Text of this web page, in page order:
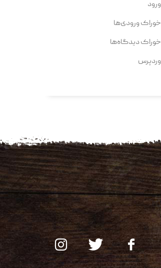
ورود
خوراک ورودی‌ها
خوراک دیدگاه‌ها
وردپرس